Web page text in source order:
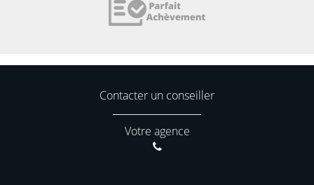
Contacter un conseiller
Votre agence